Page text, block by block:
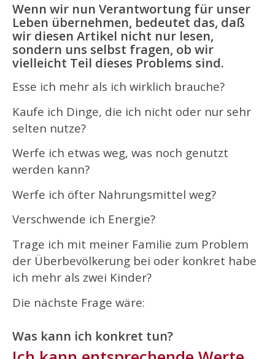
Wenn wir nun Verantwortung für unser
Leben übernehmen, bedeutet das, daß
wir diesen Artikel nicht nur lesen,
sondern uns selbst fragen, ob wir
vielleicht Teil dieses Problems sind.
Esse ich mehr als ich wirklich brauche?
Kaufe ich Dinge, die ich nicht oder nur sehr
selten nutze?
Werfe ich etwas weg, was noch genutzt
werden kann?
Werfe ich öfter Nahrungsmittel weg?
Verschwende ich Energie?
Trage ich mit meiner Familie zum Problem
der Überbevölkerung bei oder konkret habe
ich mehr als zwei Kinder?
Die nächste Frage wäre:
Was kann ich konkret tun?